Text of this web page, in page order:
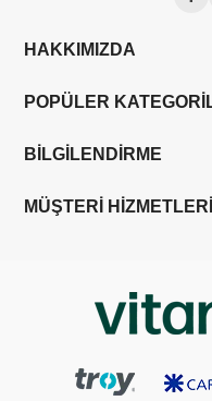
HAKKIMIZDA
POPÜLER
BİLGİLENDİRME
MÜŞTERİ HİZMETLERİ